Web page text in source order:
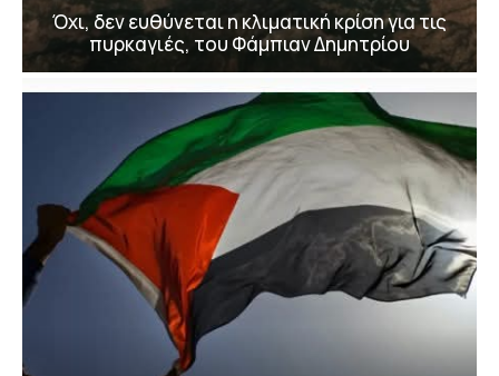
Όχι, δεν ευθύνεται η κλιματική κρίση για τις
πυρκαγιές, του Φάμπιαν Δημητρίου